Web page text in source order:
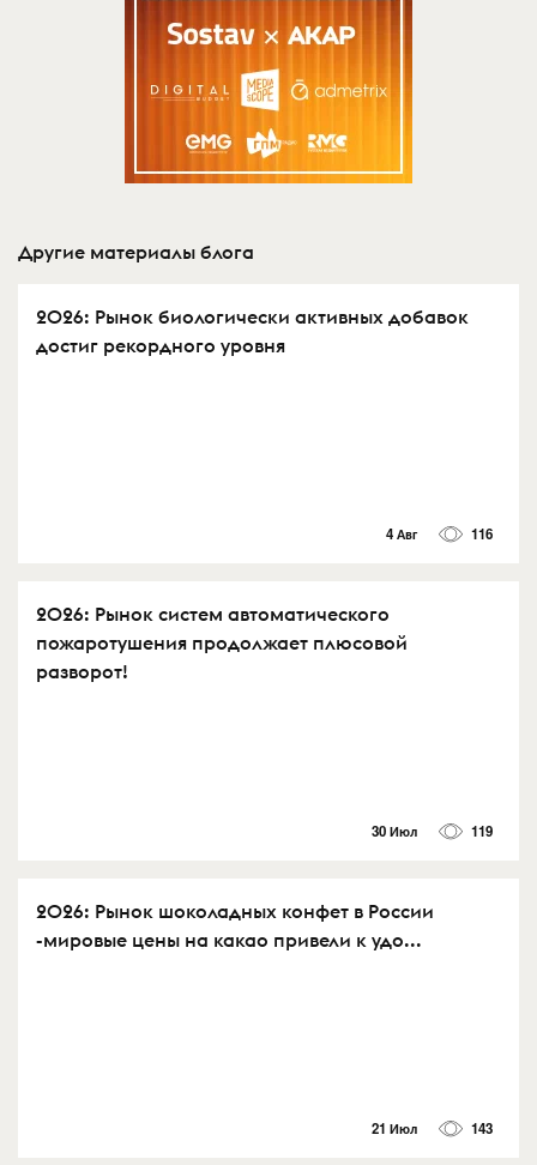
Другие материалы блога
2026: Рынок биологически активных добавок
достиг рекордного уровня
4 Авг 116
2026: Рынок систем автоматического
пожаротушения продолжает плюсовой
разворот!
30 Июл 119
2026: Рынок шоколадных конфет в России
-мировые цены на какао привели к удо...
21 Июл 143